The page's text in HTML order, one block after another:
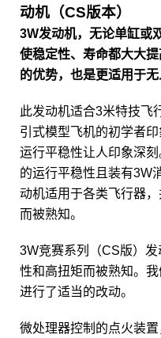
动机（CS版本）
3W发动机，无论单缸或
使稳定性、寿命都大大
的优势，也是更适用于无
此发动机适合3米特技飞
引式模型飞机的初学者
运行平稳性让人印象深
的运行平稳性且装有3W
动机适用于各类飞行器
而被熟知。
3W竞赛系列（CS版）
性和高扭矩而被熟知。
进行了适当的改动。
微处理器控制的点火装置